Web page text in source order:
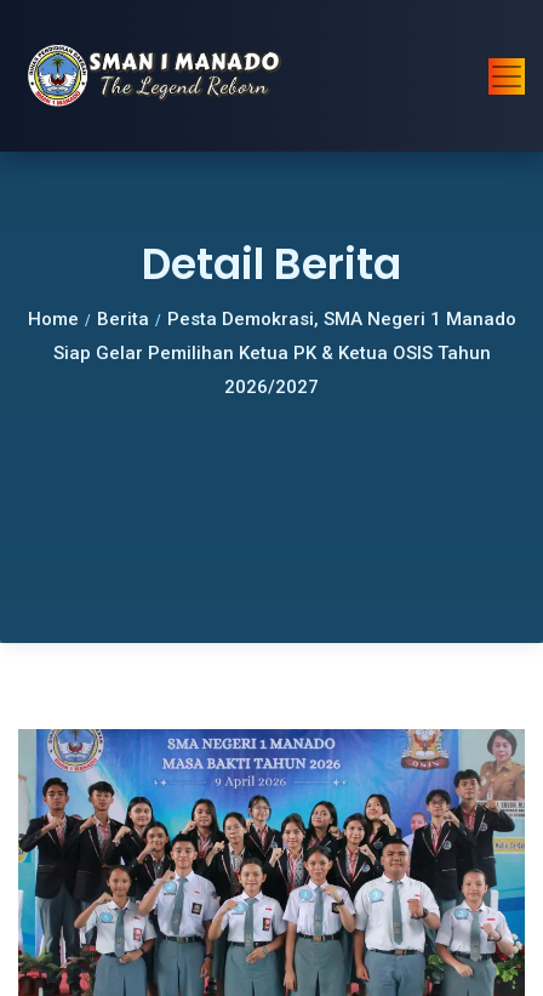
Detail Berita
Home / Berita / Pesta Demokrasi, SMA Negeri 1 Manado
Siap Gelar Pemilihan Ketua PK & Ketua OSIS Tahun
2026/2027